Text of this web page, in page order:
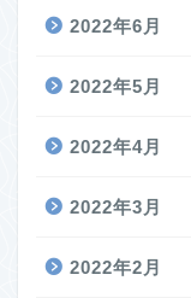
2022年6月
2022年5月
2022年4月
2022年3月
2022年2月